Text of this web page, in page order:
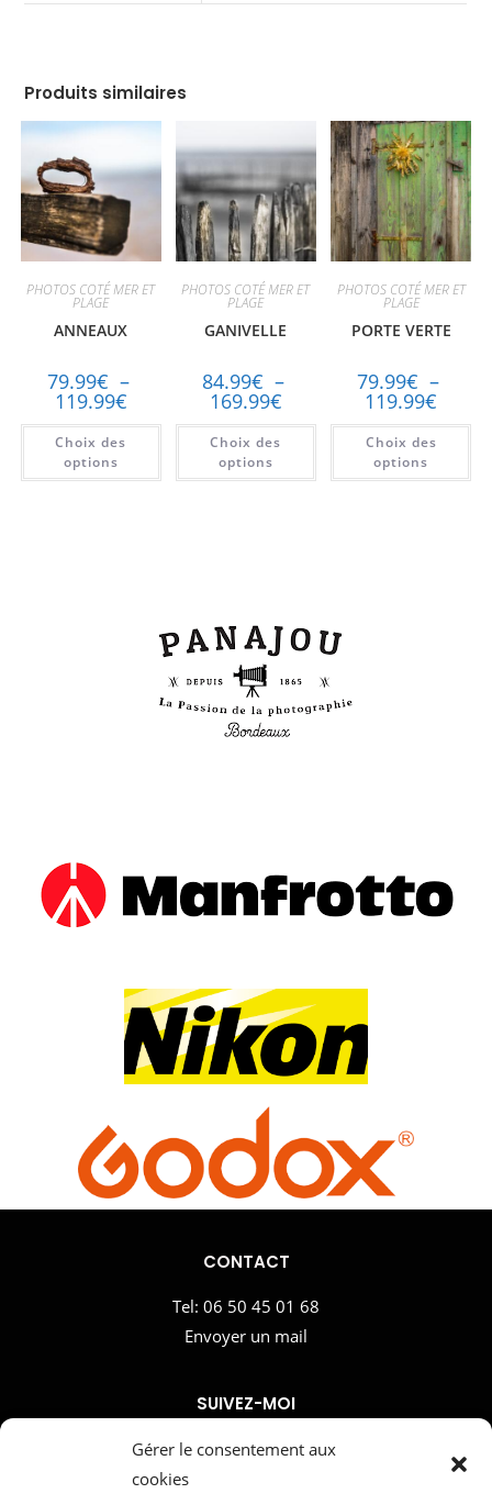
Gérer le consentement aux
cookies
Produits similaires
PHOTOS COTÉ MER ET
PLAGE
ANNEAUX
79.99€ –
119.99€
Choix des
options
PHOTOS COTÉ MER ET
PLAGE
GANIVELLE
84.99€ –
169.99€
Choix des
options
PHOTOS COTÉ MER ET
PLAGE
PORTE VERTE
79.99€ –
119.99€
Choix des
options
CONTACT
Tel: 06 50 45 01 68
Envoyer un mail
SUIVEZ-MOI